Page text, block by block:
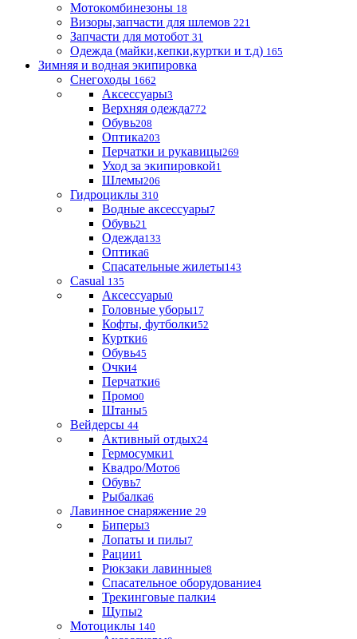
Мотокомбинезоны 18
Визоры,запчасти для шлемов 221
Запчасти для мотобот 31
Одежда (майки,кепки,куртки и т.д) 165
Зимняя и водная экипировка
Снегоходы 1662
Аксессуары3
Верхняя одежда772
Обувь208
Оптика203
Перчатки и рукавицы269
Уход за экипировкой1
Шлемы206
Гидроциклы 310
Водные аксессуары7
Обувь21
Одежда133
Оптика6
Спасательные жилеты143
Casual 135
Аксессуары0
Головные уборы17
Кофты, футболки52
Куртки6
Обувь45
Очки4
Перчатки6
Промо0
Штаны5
Вейдерсы 44
Активный отдых24
Гермосумки1
Квадро/Мото6
Обувь7
Рыбалка6
Лавинное снаряжение 29
Биперы3
Лопаты и пилы7
Рации1
Рюкзаки лавинные8
Спасательное оборудование4
Трекинговые палки4
Щупы2
Мотоциклы 140